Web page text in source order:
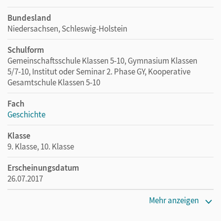
Bundesland
Niedersachsen, Schleswig-Holstein
Schulform
Gemeinschaftsschule Klassen 5-10, Gymnasium Klassen
5/7-10, Institut oder Seminar 2. Phase GY, Kooperative
Gesamtschule Klassen 5-10
Fach
Geschichte
Klasse
9. Klasse, 10. Klasse
Erscheinungsdatum
26.07.2017
Mehr anzeigen